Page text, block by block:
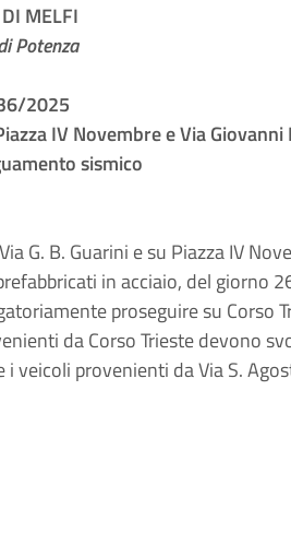
MELFI
Potenza
2025
IV Novembre e Via
sismico
G. B. Guarini e su Piazza IV
in acciaio, del giorno
proseguire su Corso
da Corso Trieste devono
veicoli provenienti da Via S.